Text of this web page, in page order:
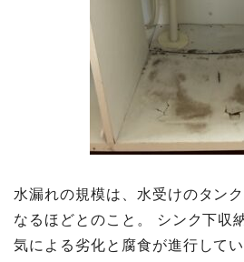
水漏れの規模は、水受けのタン
なるほどとのこと。 シンク下収
気による劣化と腐食が進行して